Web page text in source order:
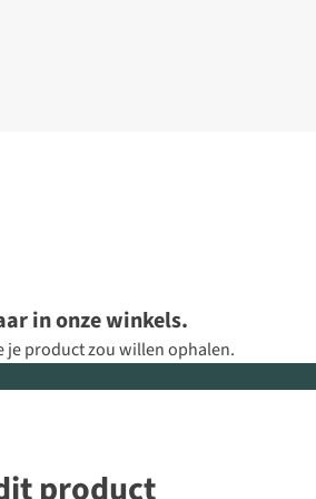
in onze winkels.
je product zou willen ophalen.